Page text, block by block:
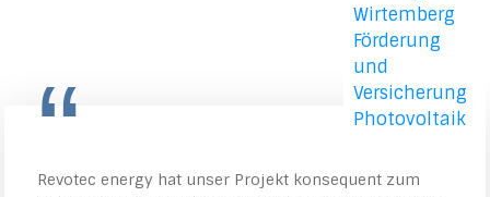
“
Revotec energy hat unser Projekt konsequent zum